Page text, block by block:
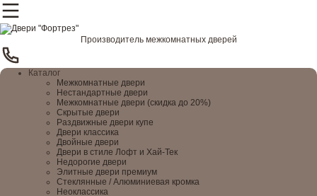
Производитель межкомнатных дверей
Каталог
Межкомнатные двери
Нестандартные двери
Межкомнатные двери (скидка до 20%)
Скрытые двери
Раздвижные двери купе
Двери классика
Двойные двери
Двери в стиле Лофт и Хай-Тек
Недорогие двери
Элитные двери премиум
Стеклянные / Алюминиевая кромка
Неоклассика